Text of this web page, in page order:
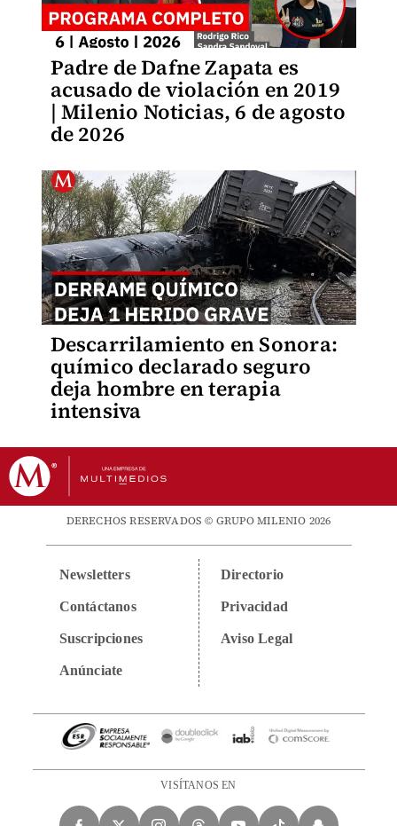
Padre de Dafne Zapata es
acusado de violación en 2019
| Milenio Noticias, 6 de agosto
de 2026
Descarrilamiento en Sonora:
químico declarado seguro
deja hombre en terapia
intensiva
DERECHOS RESERVADOS © GRUPO MILENIO 2026
Newsletters
Contáctanos
Suscripciones
Anúnciate
Directorio
Privacidad
Aviso Legal
VISÍTANOS EN